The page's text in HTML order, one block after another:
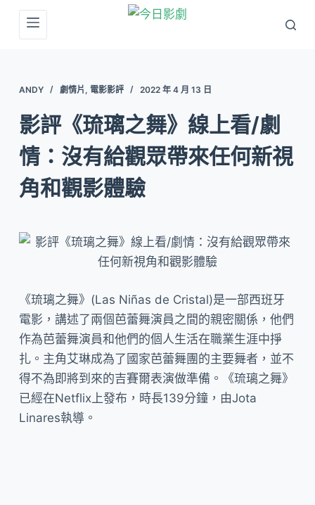
至
內
容
ANDY 劇情片 , 電影影評 2022 年 4 月 13 日
影評《琉璃之舞》線上看/劇
情：沒有給觀眾帶來任何新視
角和觀影體驗
《琉璃之舞》(Las Niñas de Cristal)是一部西班牙
電影，講述了兩個芭蕾舞演員之間的親密關係，他們
作為芭蕾舞演員和他們的個人生活在職業生涯中掙
扎。主角艾琳成為了國家芭蕾舞團的主要舞者，並不
得不為即將到來的吉賽爾表演做準備。《琉璃之舞》
已經在Netflix上發布，時長139分鐘，由Jota
Linares執導。